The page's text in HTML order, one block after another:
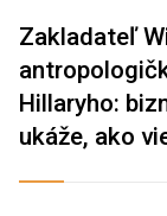
Zakladateľ
Hillaryho:
ukáže, ako